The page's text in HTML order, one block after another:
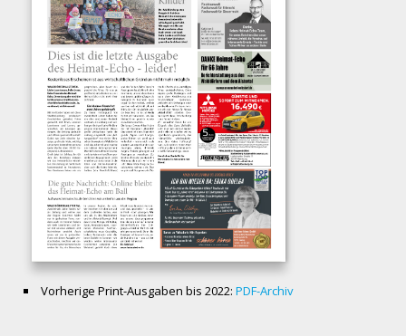
Vorherige Print-Ausgaben bis 2022: PDF-Archiv